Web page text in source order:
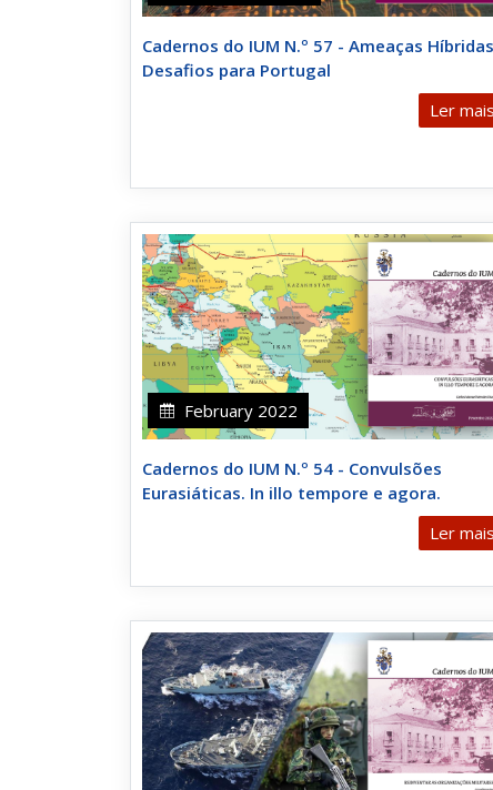
Cadernos do IUM N.º 57 - Ameaças
Desafios para Portugal
Ler mais
February 2022
Cadernos do IUM N.º 54 - Convulsões
Eurasiáticas. In illo tempore e agora.
Ler mais